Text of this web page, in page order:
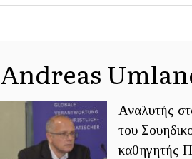
Andreas
Αναλυτής
του
καθηγητής